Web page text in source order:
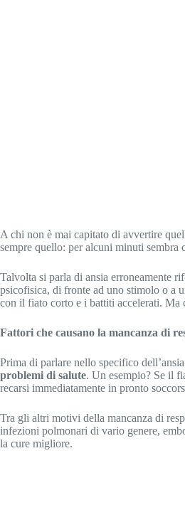
A chi non è mai capitato di avvertire
sempre quello: per alcuni minuti
Talvolta si parla di ansia erroneamente
psicofisica, di fronte ad uno stimolo o a
con il fiato corto e i battiti accelerati. Ma
Fattori che causano la mancanza di
Prima di parlare nello specifico
problemi di salute. Un esempio? Se il
recarsi immediatamente in pronto
Tra gli altri motivi della mancanza di
infezioni polmonari di vario genere,
la cure migliore.